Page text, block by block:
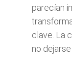
parecían
clave. La
no